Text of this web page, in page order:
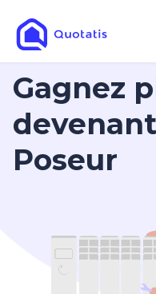
Gagnez
Poseur